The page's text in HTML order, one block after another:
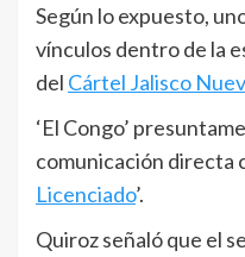
Según lo expuesto,
vínculos dentro de la
del Cártel Jalisco
‘El Congo’
comunicación directa
Licenciado’.
Quiroz señaló que el